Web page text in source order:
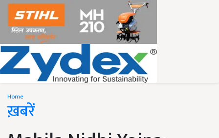
Home
ख़बरें